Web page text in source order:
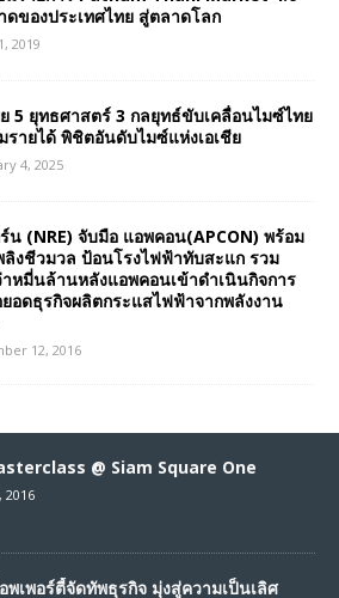
ดของประเทศไทย สู่ตลาดโลก
2019
ย 5 ยุทธศาสตร์ 3 กลยุทธ์ขับเคลื่อนไมซ์ไทย
รายได้ พิชิตอันดับไมซ์แห่งเอเชีย
4, 2025
น (NRE) จับมือ แอพคอน(APCON) พร้อม
ลิงชีวมวล ป้อนโรงไฟฟ้าทับสะแก รวม
หมี่นล้านหลังแอพคอนเข้าดำเนินกิจการ
อดธุรกิจผลิตกระแสไฟฟ้าจากพลังงาน
12, 2016
@ Siam Square One
2016
พเพอร์ตี้จัดทัพธุรกิจ มุ่งสู่ความเป็นเลิศ